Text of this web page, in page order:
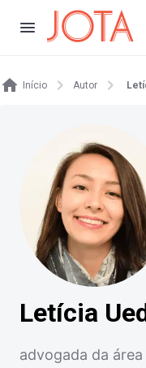
Início Autor
Letícia
advogada da